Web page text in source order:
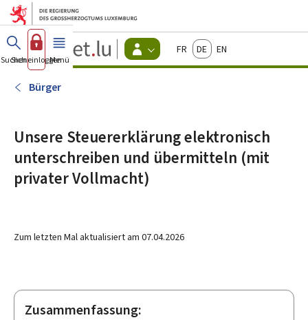
Zum Hauptmenü
Zum Inhalt
Guichet.lu
Changer
d'espace
FrançaisDeutschEnglish
Suchen
Sich einloggen
Menü Haupt-
Bürger
Unsere Steuererklärung elektronisch
unterschreiben und übermitteln (mit
privater Vollmacht)
Zum letzten Mal aktualisiert am 07.04.2026
Zusammenfassung: